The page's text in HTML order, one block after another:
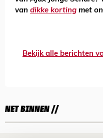
van dikke korting met
Bekijk alle berichten
NET BINNEN //